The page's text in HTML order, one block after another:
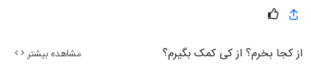
از کجا بخرم؟ از کی کمک بگیرم؟ مشاهده بیشتر